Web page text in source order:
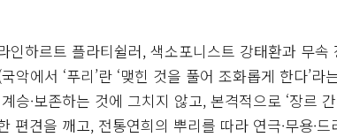
하르트 플라티쉴러, 색소포니스트 강태환과 무속
악에서 ‘푸리’란 ‘맺힌 것을 풀어 조화롭게 한다’라
·보존하는 것에 그치지 않고, 본격적으로 ‘장르
견을 깨고, 전통연희의 뿌리를 따라 연극·무용·드